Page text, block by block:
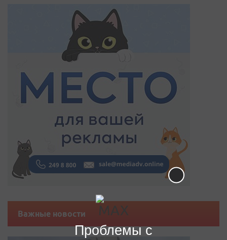
Важные новости
Проблемы с